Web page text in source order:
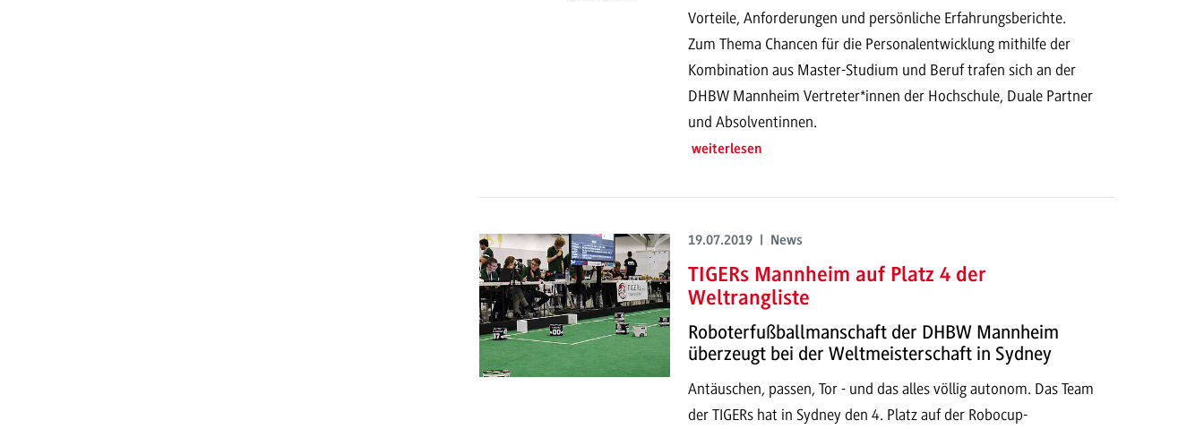
Vorteile, Anforderungen und persönliche Erfahrungsberichte.
Zum Thema Chancen für die Personalentwicklung mithilfe der
Kombination aus Master-Studium und Beruf trafen sich an der
DHBW Mannheim Vertreter*innen der Hochschule, Duale Partner
und Absolventinnen.
weiterlesen
19.07.2019 | News
TIGERs Mannheim auf Platz 4 der
Weltrangliste
Roboterfußballmanschaft der DHBW Mannheim
überzeugt bei der Weltmeisterschaft in Sydney
Antäuschen, passen, Tor - und das alles völlig autonom. Das Team
der TIGERs hat in Sydney den 4. Platz auf der Robocup-